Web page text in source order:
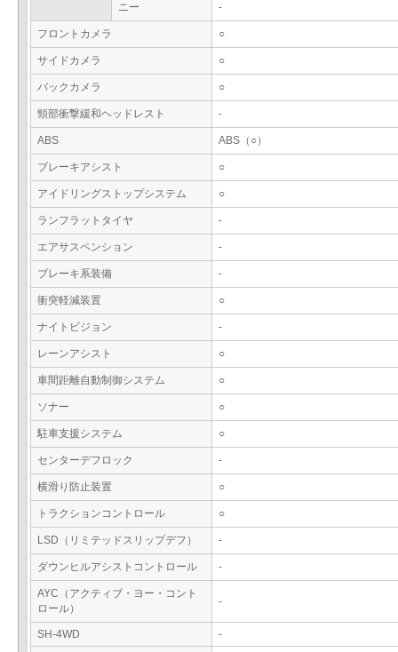
ニー -
フロントカメラ ○
サイドカメラ ○
バックカメラ ○
頸部衝撃緩和ヘッドレスト -
ABS ABS（○）
ブレーキアシスト ○
アイドリングストップシステム ○
ランフラットタイヤ -
エアサスペンション -
ブレーキ系装備 -
衝突軽減装置 ○
ナイトビジョン -
レーンアシスト ○
車間距離自動制御システム ○
ソナー ○
駐車支援システム ○
センターデフロック -
横滑り防止装置 ○
トラクションコントロール ○
LSD（リミテッドスリップデフ） -
ダウンヒルアシストコントロール -
AYC（アクティブ・ヨー・コント
ロール）
-
SH-4WD
-